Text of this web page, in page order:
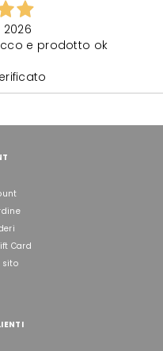
e prodotto ok
Card
sito